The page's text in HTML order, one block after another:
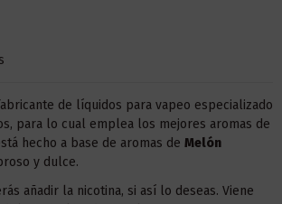
de líquidos para vapeo especializado
para lo cual emplea los mejores aromas de
hecho a base de aromas de Melón
y dulce.
añadir la nicotina, si así lo deseas. Viene